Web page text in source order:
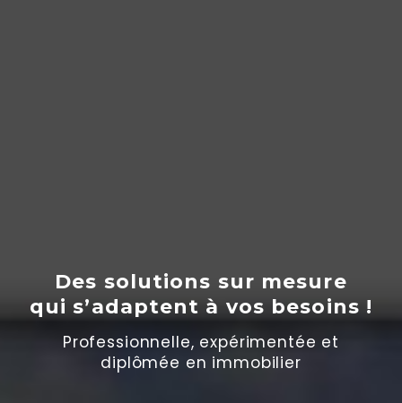
Des solutions sur mesure
qui s’adaptent à vos besoins !
Professionnelle, expérimentée et
diplômée en immobilier